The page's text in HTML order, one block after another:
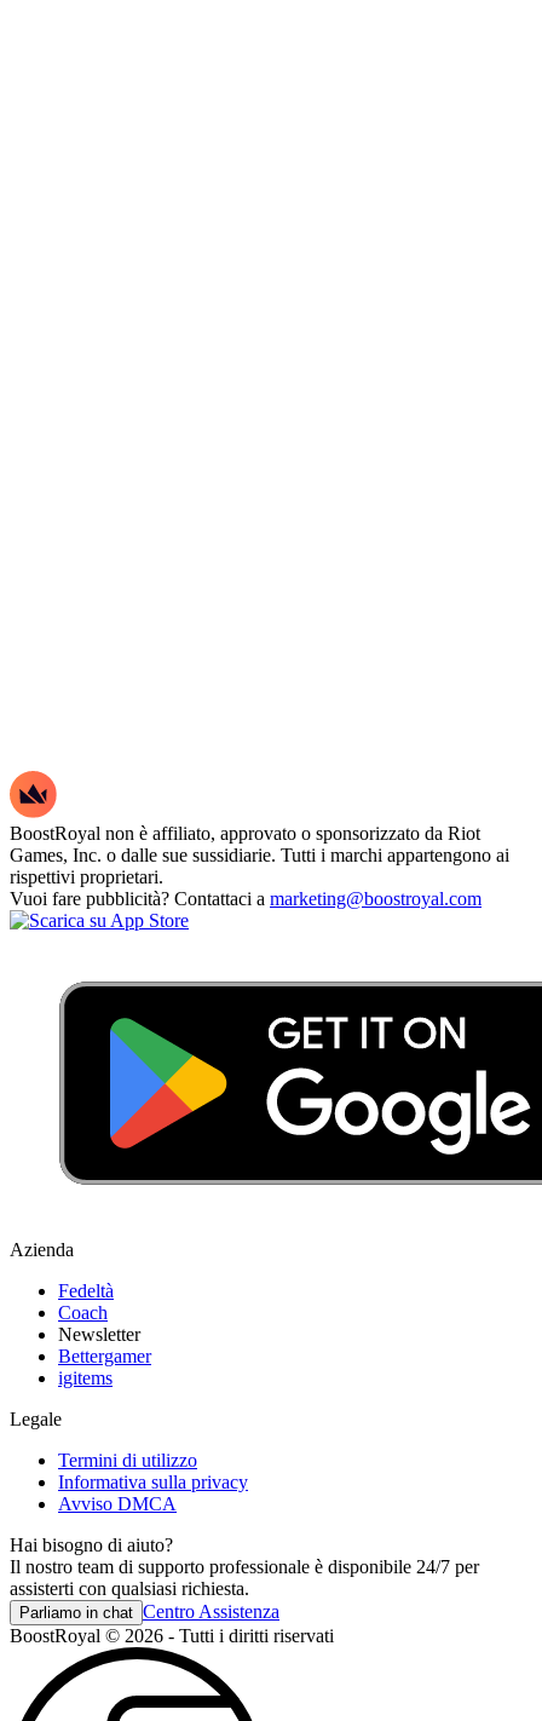
BoostRoyal non è affiliato, approvato o sponsorizzato da Riot
Games, Inc. o dalle sue sussidiarie. Tutti i marchi appartengono ai
rispettivi proprietari.
Vuoi fare pubblicità? Contattaci a marketing@boostroyal.com
Azienda
Fedeltà
Coach
Newsletter
Bettergamer
igitems
Legale
Termini di utilizzo
Informativa sulla privacy
Avviso DMCA
Hai bisogno di aiuto?
Il nostro team di supporto professionale è disponibile 24/7 per
assisterti con qualsiasi richiesta.
Parliamo in chat Centro Assistenza
BoostRoyal © 2026 - Tutti i diritti riservati